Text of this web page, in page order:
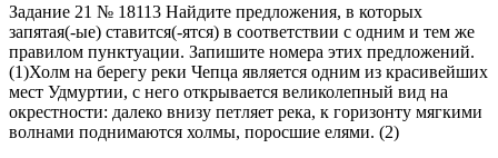
Задание 21 № 18113 Найдите предложения, в которых
запятая(-ые) ставится(-ятся) в соответствии с одним и тем же
правилом пунктуации. Запишите номера этих предложений.
(1)Холм на берегу реки Чепца является одним из красивейших
мест Удмуртии, с него открывается великолепный вид на
окрестности: далеко внизу петляет река, к горизонту мягкими
волнами поднимаются холмы, поросшие елями. (2)